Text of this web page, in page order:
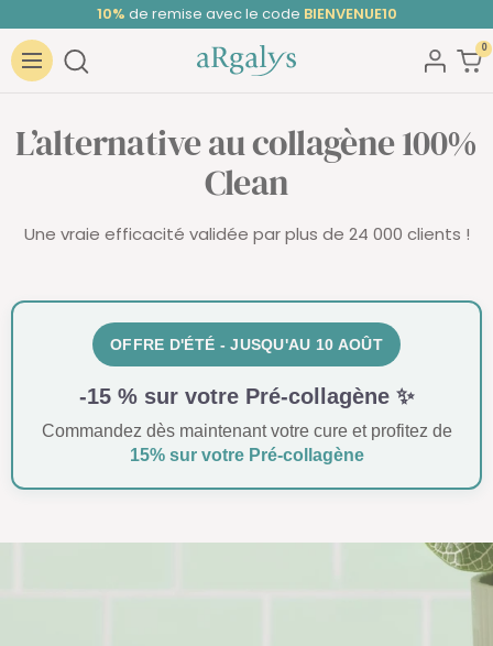
au
contenu
Noté 4,68/5sur TrustedShops ⭐ | +30 000 clients satisfaits
Navigation
ARGALYS 0
L’alternative au collagène 100%
Clean
Une vraie efficacité validée par plus de 24 000 clients !
OFFRE D'ÉTÉ - JUSQU'AU 10 AOÛT
-15 % sur votre Pré-collagène ✨
Commandez dès maintenant votre cure et profitez de
15% sur votre Pré-collagène